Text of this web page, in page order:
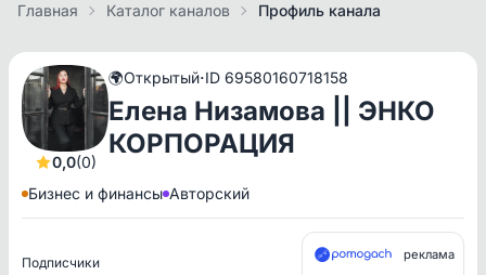
Главная Каталог каналов Профиль канала
0,0(0)
🌍Открытый·ID 69580160718158
Елена Низамова || ЭНКО
КОРПОРАЦИЯ
Бизнес и финансы Авторский
Подписчики реклама